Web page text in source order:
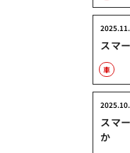
スマ
車
スマ
か